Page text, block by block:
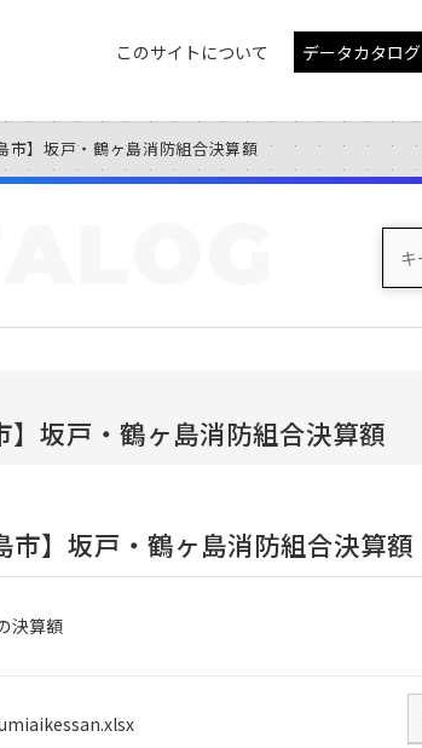
このサイトについて データカタログ
市】坂戸・鶴ヶ島消防組合決算額
】坂戸・鶴ヶ島消防組合決算額
市】坂戸・鶴ヶ島消防組合決算額
決算額